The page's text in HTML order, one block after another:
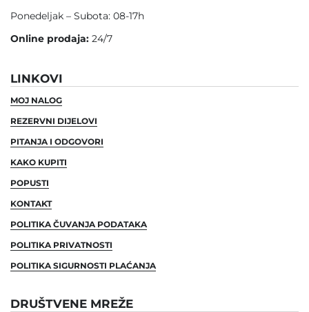
Ponedeljak – Subota: 08-17h
Online prodaja: 24/7
LINKOVI
MOJ NALOG
REZERVNI DIJELOVI
PITANJA I ODGOVORI
KAKO KUPITI
POPUSTI
KONTAKT
POLITIKA ČUVANJA PODATAKA
POLITIKA PRIVATNOSTI
POLITIKA SIGURNOSTI PLAĆANJA
DRUŠTVENE MREŽE